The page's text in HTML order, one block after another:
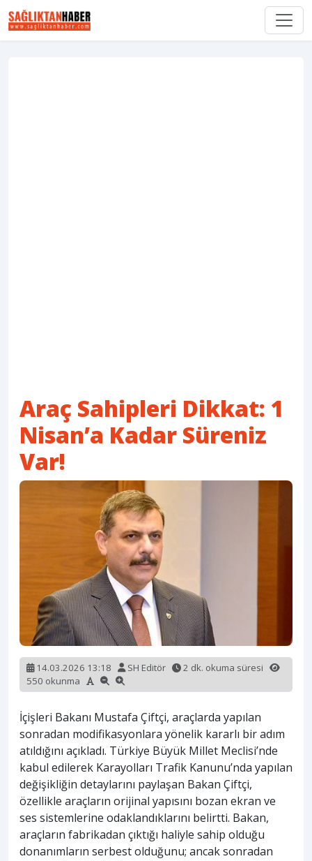
Araç Sahipleri Dikkat: 1
Nisan’a Kadar Süreniz
Var!
14.03.2026 13:18 SH Editör
2 dk. okuma süresi
550 okunma
İçişleri Bakanı Mustafa Çiftçi, araçlarda yapılan
sonradan modifikasyonlara yönelik kararlı bir adım
atıldığını açıkladı. Türkiye Büyük Millet Meclisi’nde
kabul edilerek Karayolları Trafik Kanunu’nda yapılan
değişikliğin detaylarını paylaşan Bakan Çiftçi,
özellikle araçların orijinal yapısını bozan ekran ve
ses sistemlerine odaklandıklarını belirtti. Bakan,
araçların fabrikadan çıktığı haliyle sahip olduğu
donanımların serbest olduğunu; ancak sonradan